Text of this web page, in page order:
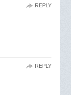
REPLY
REPLY